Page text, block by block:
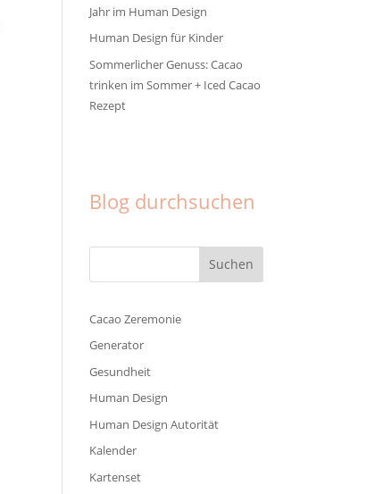
Jahr im Human Design
Human Design für Kinder
Sommerlicher Genuss: Cacao
trinken im Sommer + Iced Cacao
Rezept
Blog durchsuchen
Cacao Zeremonie
Generator
Gesundheit
Human Design
Human Design Autorität
Kalender
Kartenset